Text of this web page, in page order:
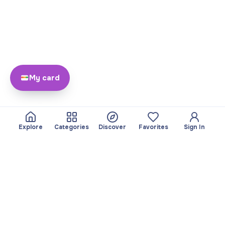
Explore Categories Discover Favorites Sign In
My card